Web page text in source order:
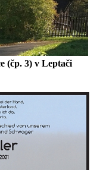
(čp. 3) v Leptači